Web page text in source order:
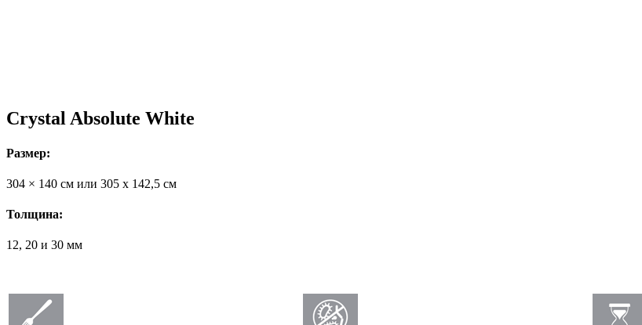
Crystal Absolute White
Размер:
304 × 140 см или 305 х 142,5 см
Толщина:
12, 20 и 30 мм